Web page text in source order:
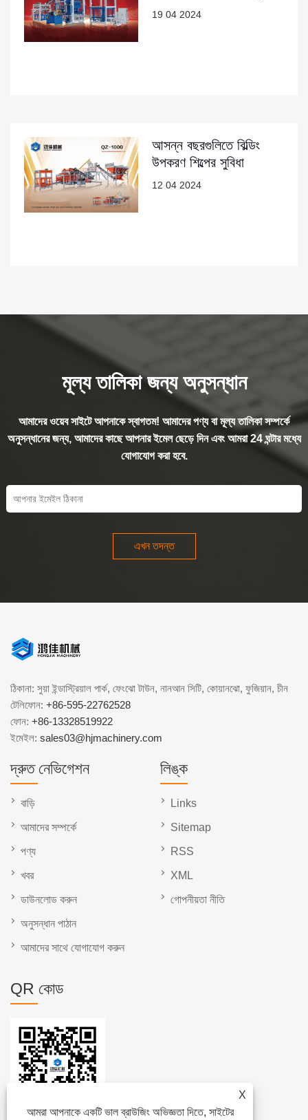
19 04 2024
আসন্ন বছরগুলিতে বিল্ডিং
উপকরণ শিল্পের সুবিধা
12 04 2024
মূল্য তালিকা জন্য অনুসন্ধান
আমাদের ওয়েব সাইটে আপনাকে স্বাগতম! আমাদের পণ্য বা মূল্য তালিকা সম্পর্কে
অনুসন্ধানের জন্য, আমাদের কাছে আপনার ইমেল ছেড়ে দিন এবং আমরা 24 ঘন্টার মধ্যে
যোগাযোগ করা হবে.
এখন তদন্ত
X
আমরা আপনাকে একটি ভাল ব্রাউজিং অভিজ্ঞতা দিতে, সাইটের
ঠিকানা: সুয়া ইন্ডাস্ট্রিয়াল পার্ক, ফেংঝো টাউন, নানআন সিটি, কোয়ানঝো, ফুজিয়ান, চীন
টেলিফোন: +86-595-22762528
ফোন: +86-13328519922
ইমেইল: sales03@hjmachinery.com
দ্রুত নেভিগেশন
বাড়ি
আমাদের সম্পর্কে
পণ্য
খবর
ডাউনলোড করুন
অনুসন্ধান পাঠান
আমাদের সাথে যোগাযোগ করুন
লিঙ্ক
Links
Sitemap
RSS
XML
গোপনীয়তা নীতি
QR কোড